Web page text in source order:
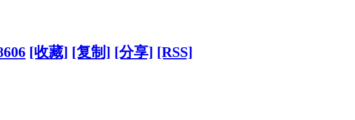
[收藏] [复制] [分享] [RSS]